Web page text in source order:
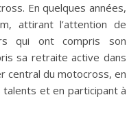
En quelques années,
attirant l’attention de
qui ont compris son
sa retraite active dans
central du motocross, en
talents et en participant à